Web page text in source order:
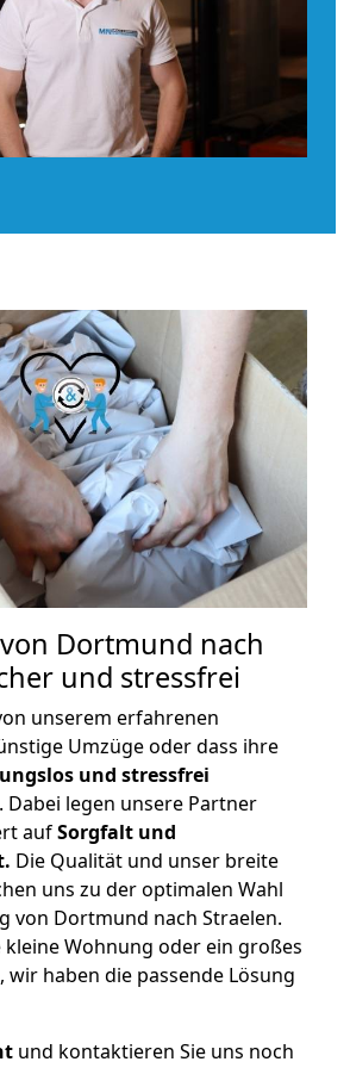
Dortmund nach
und stressfrei
unserem erfahrenen
Umzüge oder dass ihre
und stressfrei
legen unsere Partner
aufSorgfalt und
Die Qualität und unser breite
uns zu der optimalen Wahl
von Dortmund nach Straelen.
kleine Wohnung oder ein großes
wir haben die passende Lösung
und kontaktieren Sie uns noch